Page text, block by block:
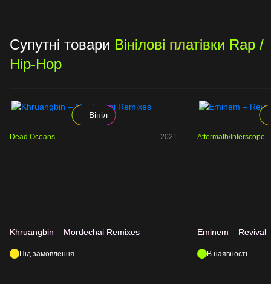
Супутні товари Вінілові платівки Rap /
Hip-Hop
Вініл
Dead Oceans 2021
Khruangbin – Mordechai Remixes
Під замовлення
Aftermath/Interscope
Eminem – Revival
В наявності